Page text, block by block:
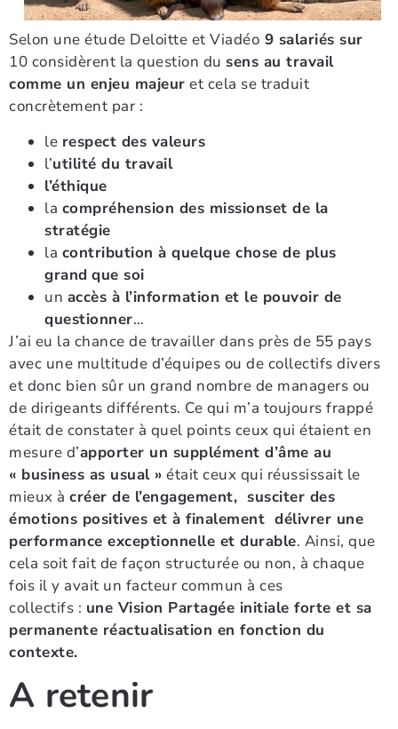
Selon une étude Deloitte et Viadéo 9 salariés sur
10 considèrent la question du sens au travail
comme un enjeu majeur et cela se traduit
concrètement par :
le respect des valeurs
l’utilité du travail
l’éthique
la compréhension des missionset de la
stratégie
la contribution à quelque chose de plus
grand que soi
un accès à l’information et le pouvoir de
questionner…
J’ai eu la chance de travailler dans près de 55 pays
avec une multitude d’équipes ou de collectifs divers
et donc bien sûr un grand nombre de managers ou
de dirigeants différents. Ce qui m’a toujours frappé
était de constater à quel points ceux qui étaient en
mesure d’apporter un supplément d’âme au
« business as usual » était ceux qui réussissait le
mieux à créer de l’engagement, susciter des
émotions positives et à finalement délivrer une
performance exceptionnelle et durable. Ainsi, que
cela soit fait de façon structurée ou non, à chaque
fois il y avait un facteur commun à ces
collectifs : une Vision Partagée initiale forte et sa
permanente réactualisation en fonction du
contexte.
A retenir